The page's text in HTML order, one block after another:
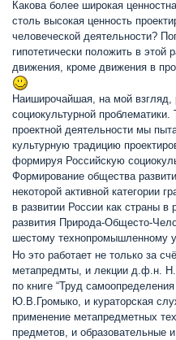
Какова более широкая
столь высокая ценность
человеческой деятельности?
гипотетически положить в этой
движения, кроме движения в
Наиширочайшая, на мой взгляд,
социокультурной
проектной деятельности мы
культурную традицию
формируя Российскую
Формирование общества
некоторой активной категории
в развитии России как страны в
развития Природа-Общесто-
шестому технопромышленному
Но это работает не только за
метапредмты, и лекции д.ф.н.
по книге “Труд
Ю.В.Громыко, и кураторская
применение метапредметных
предметов, и образовательные